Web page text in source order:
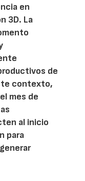
en
3D. La
de
contexto,
mes de
al inicio
para